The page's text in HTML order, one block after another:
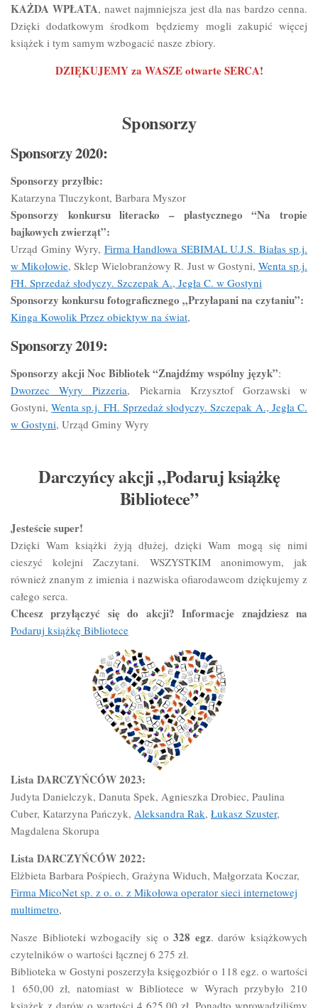
KAŻDA WPŁATA, nawet najmniejsza jest dla nas bardzo cenna.
Dzięki dodatkowym środkom będziemy mogli zakupić więcej
książek i tym samym wzbogacić nasze zbiory.
DZIĘKUJEMY za WASZE otwarte SERCA!
Sponsorzy
Sponsorzy 2020:
Sponsorzy przyłbic:
Katarzyna Tluczykont, Barbara Myszor
Sponsorzy konkursu literacko – plastycznego “Na tropie
bajkowych zwierząt”:
Urząd Gminy Wyry, Firma Handlowa SEBIMAL U.J.S. Białas sp.j.
w Mikołowie, Sklep Wielobranżowy R. Just w Gostyni, Wenta sp.j.
FH. Sprzedaż słodyczy. Szczepak A., Jegła C. w Gostyni
Sponsorzy konkursu fotograficznego „Przyłapani na czytaniu”:
Kinga Kowolik Przez obiektyw na świat,
Sponsorzy 2019:
Sponsorzy akcji Noc Bibliotek “Znajdźmy wspólny język”:
Dworzec Wyry Pizzeria, Piekarnia Krzysztof Gorzawski w
Gostyni,Wenta sp.j. FH. Sprzedaż słodyczy. Szczepak A., Jegła C.
w Gostyni, Urząd Gminy Wyry
Darczyńcy akcji „Podaruj książkę
Bibliotece”
Jesteście super!
Dzięki Wam książki żyją dłużej, dzięki Wam mogą się nimi
cieszyć kolejni Zaczytani. WSZYSTKIM anonimowym, jak
również znanym z imienia i nazwiska ofiarodawcom dziękujemy z
całego serca.
Chcesz przyłączyć się do akcji? Informacje znajdziesz na
Podaruj książkę Bibliotece
Lista DARCZYŃCÓW 2023:
Judyta Danielczyk, Danuta Spek, Agnieszka Drobiec, Paulina
Cuber, Katarzyna Pańczyk, Aleksandra Rak, Łukasz Szuster,
Magdalena Skorupa
Lista DARCZYŃCÓW 2022:
Elżbieta Barbara Pośpiech, Grażyna Widuch, Małgorzata Koczar,
Firma MicoNet sp. z o. o. z Mikołowa operator sieci internetowej
multimetro,
Nasze Biblioteki wzbogaciły się o328 egz. darów książkowych
czytelników o wartości łącznej 6 275 zł.
Biblioteka w Gostyni poszerzyła księgozbiór o 118 egz. o wartości
1 650,00 zł, natomiast w Bibliotece w Wyrach przybyło 210
książek z darów o wartości 4 625,00 zł. Ponadto wprowadziliśmy